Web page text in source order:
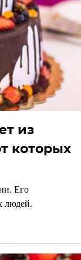
из
которых
Его
людей.